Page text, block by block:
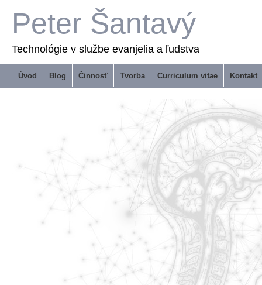
Peter Šantavý
Technológie v službe evanjelia a ľudstva
Úvod Blog Činnosť Tvorba Curriculum vitae Kontakt